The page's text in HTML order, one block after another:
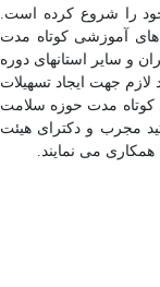
را شروع کرده است.
آموزشی کوتاه مدت
و سایر استانهای دوره
لازم جهت ایجاد تسهیلات
کوتاه مدت حوزه سلامت
مجرب و دکترای هیئت
می نمایند.